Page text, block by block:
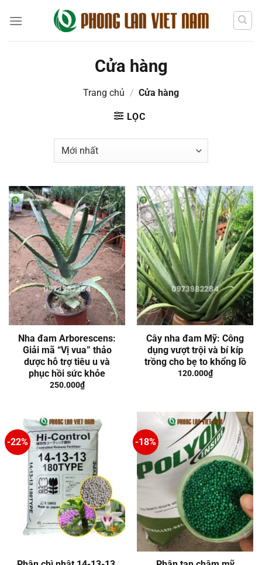
đến
Cửa hàng
Trang chủ / Cửa hàng
LỌC
Nha đam Arborescens:
Giải mã “Vị vua” thảo
dược hỗ trợ tiêu u và
phục hồi sức khỏe
250.000₫
Cây nha đam Mỹ: Công
dụng vượt trội và bí kíp
trồng cho bẹ to khổng lồ
120.000₫
-22% -18%